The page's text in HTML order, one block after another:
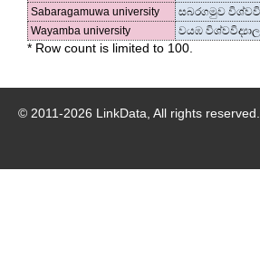
Sabaragamuwa university
සබරගමුව
Wayamba university
වයඹ
* Row count is limited to 100.
© 2011-2026 LinkData, All rights reserved.